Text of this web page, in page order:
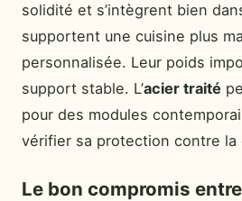
solidité et s’intègrent bien
supportent une cuisine plus
personnalisée. Leur poids
support stable. L’acier traité
pour des modules
vérifier sa protection contre la
Le bon compromis